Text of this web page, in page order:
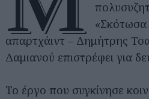
«Σκότωσα
απαρτχάιντ – Δημήτρης
Δαμιανού επιστρέφει για
Το έργο που συγκίνησε